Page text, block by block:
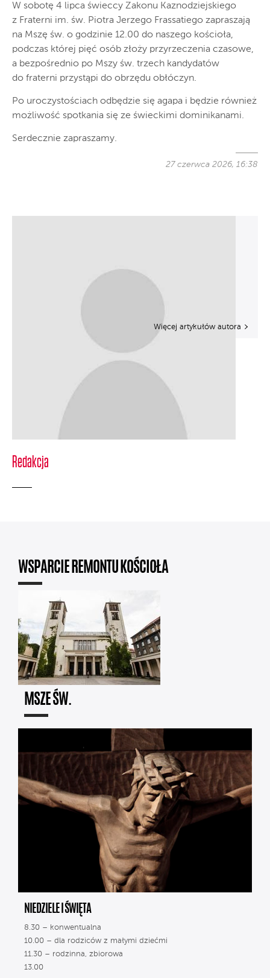
W sobotę 4 lipca świeccy Zakonu Kaznodziejskiego
z Fraterni im. św. Piotra Jerzego Frassatiego zapraszają
na Mszę św. o godzinie 12.00 do naszego kościoła,
podczas której pięć osób złoży przyrzeczenia czasowe,
a bezpośrednio po Mszy św. trzech kandydatów
do fraterni przystąpi do obrzędu obłóczyn.
Po uroczystościach odbędzie się agapa i będzie również
możliwość spotkania się ze świeckimi dominikanami.
Serdecznie zapraszamy.
27 czerwca 2026, 16:38
Redakcja
Więcej artykułów autora
WSPARCIE REMONTU KOŚCIOŁA
MSZE ŚW.
NIEDZIELE I ŚWIĘTA
8.30 – konwentualna
10.00 – dla rodziców z małymi dziećmi
11.30 – rodzinna, zbiorowa
13.00